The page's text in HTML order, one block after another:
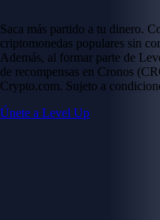
Saca más partido a tu dinero.
criptomonedas populares sin
Además, al formar parte de
de recompensas en Cronos
Crypto.com. Sujeto a
Únete a Level Up